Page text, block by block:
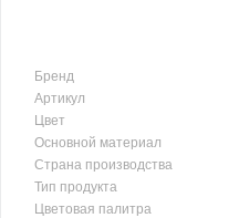
Бренд
Артикул
Цвет
Основной материал
Страна производства
Тип продукта
Цветовая палитра